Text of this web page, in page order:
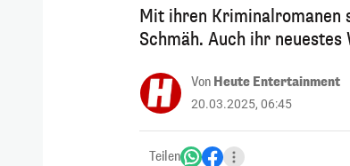
Mit ihren Kriminalromanen
Schmäh. Auch ihr
Von Heute Entertainment
20.03.2025, 06:45
Teilen